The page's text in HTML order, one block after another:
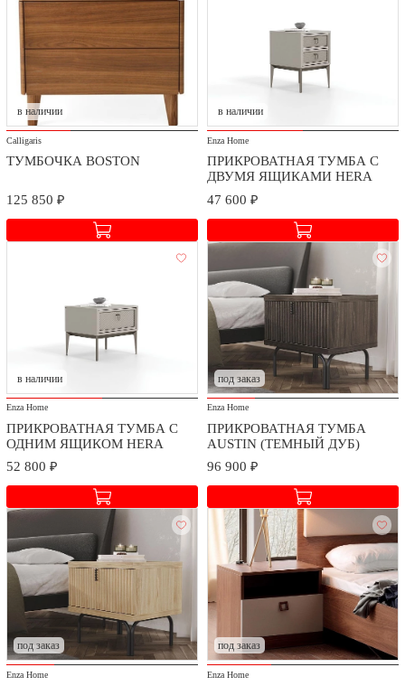
в наличии
Calligaris
ТУМБОЧКА BOSTON
125 850 ₽
в наличии
Enza Home
ПРИКРОВАТНАЯ ТУМБА C
ДВУМЯ ЯЩИКАМИ HERA
47 600 ₽
в наличии
Enza Home
ПРИКРОВАТНАЯ ТУМБА С
ОДНИМ ЯЩИКОМ HERA
52 800 ₽
под заказ
Enza Home
ПРИКРОВАТНАЯ ТУМБА
AUSTIN (ТЕМНЫЙ ДУБ)
96 900 ₽
под заказ
Enza Home
под заказ
Enza Home